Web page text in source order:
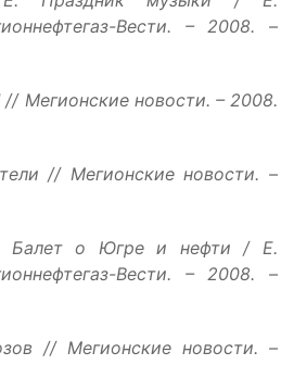
Вести. – 2008. –
Мегионские новости. – 2008.
// Мегионские новости. –
Балет о Югре и нефти / Е.
Вести. – 2008. –
// Мегионские новости. –